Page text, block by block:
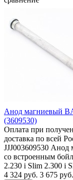
Анод магниевый
(3609530)
Оплата при
доставка по всей
JJJ003609530 Анод
со встроенным
2.230 i Slim 2.300 i
4 324 руб. 3 675 руб.